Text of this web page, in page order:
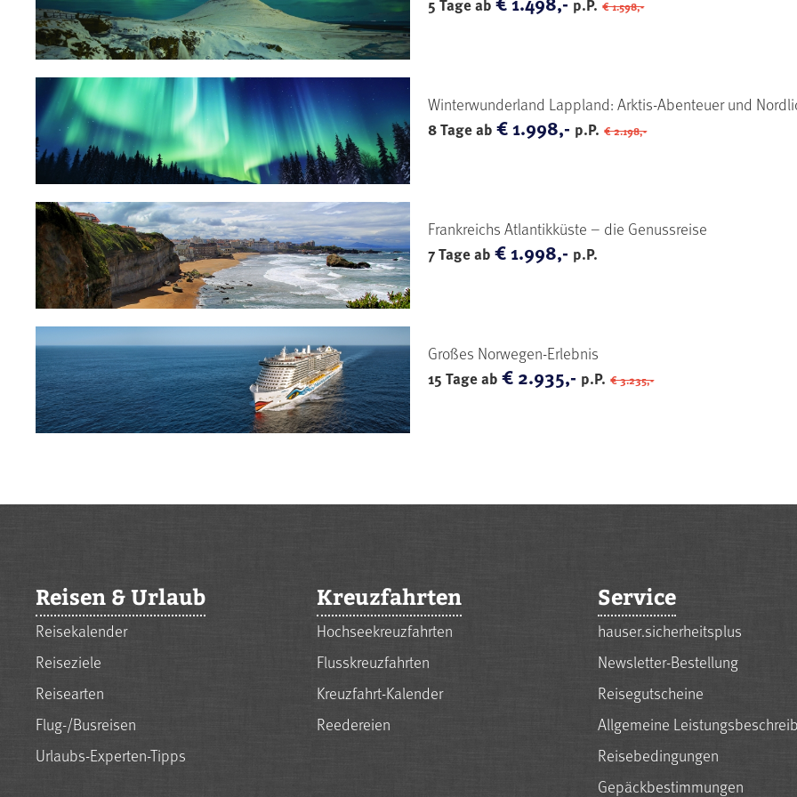
5 Tage ab p.P. € 1.598,-
Winterwunderland Lappland: Arktis-Abenteuer und
8 Tage ab€ 1.998,- p.P. € 2.198,-
Frankreichs Atlantikküste – die Genussreise
7 Tage ab€ 1.998,- p.P.
Großes Norwegen-Erlebnis
15 Tage ab€ 2.935,- p.P. € 3.235,-
Reisen & Urlaub
Reisekalender
Reiseziele
Reisearten
Flug-/Busreisen
Urlaubs-Experten-Tipps
Kreuzfahrten
Hochseekreuzfahrten
Flusskreuzfahrten
Kreuzfahrt-Kalender
Reedereien
Service
hauser.sicherheitsplus
Newsletter-Bestellung
Reisegutscheine
Allgemeine
Reisebedingungen
Gepäckbestimmungen